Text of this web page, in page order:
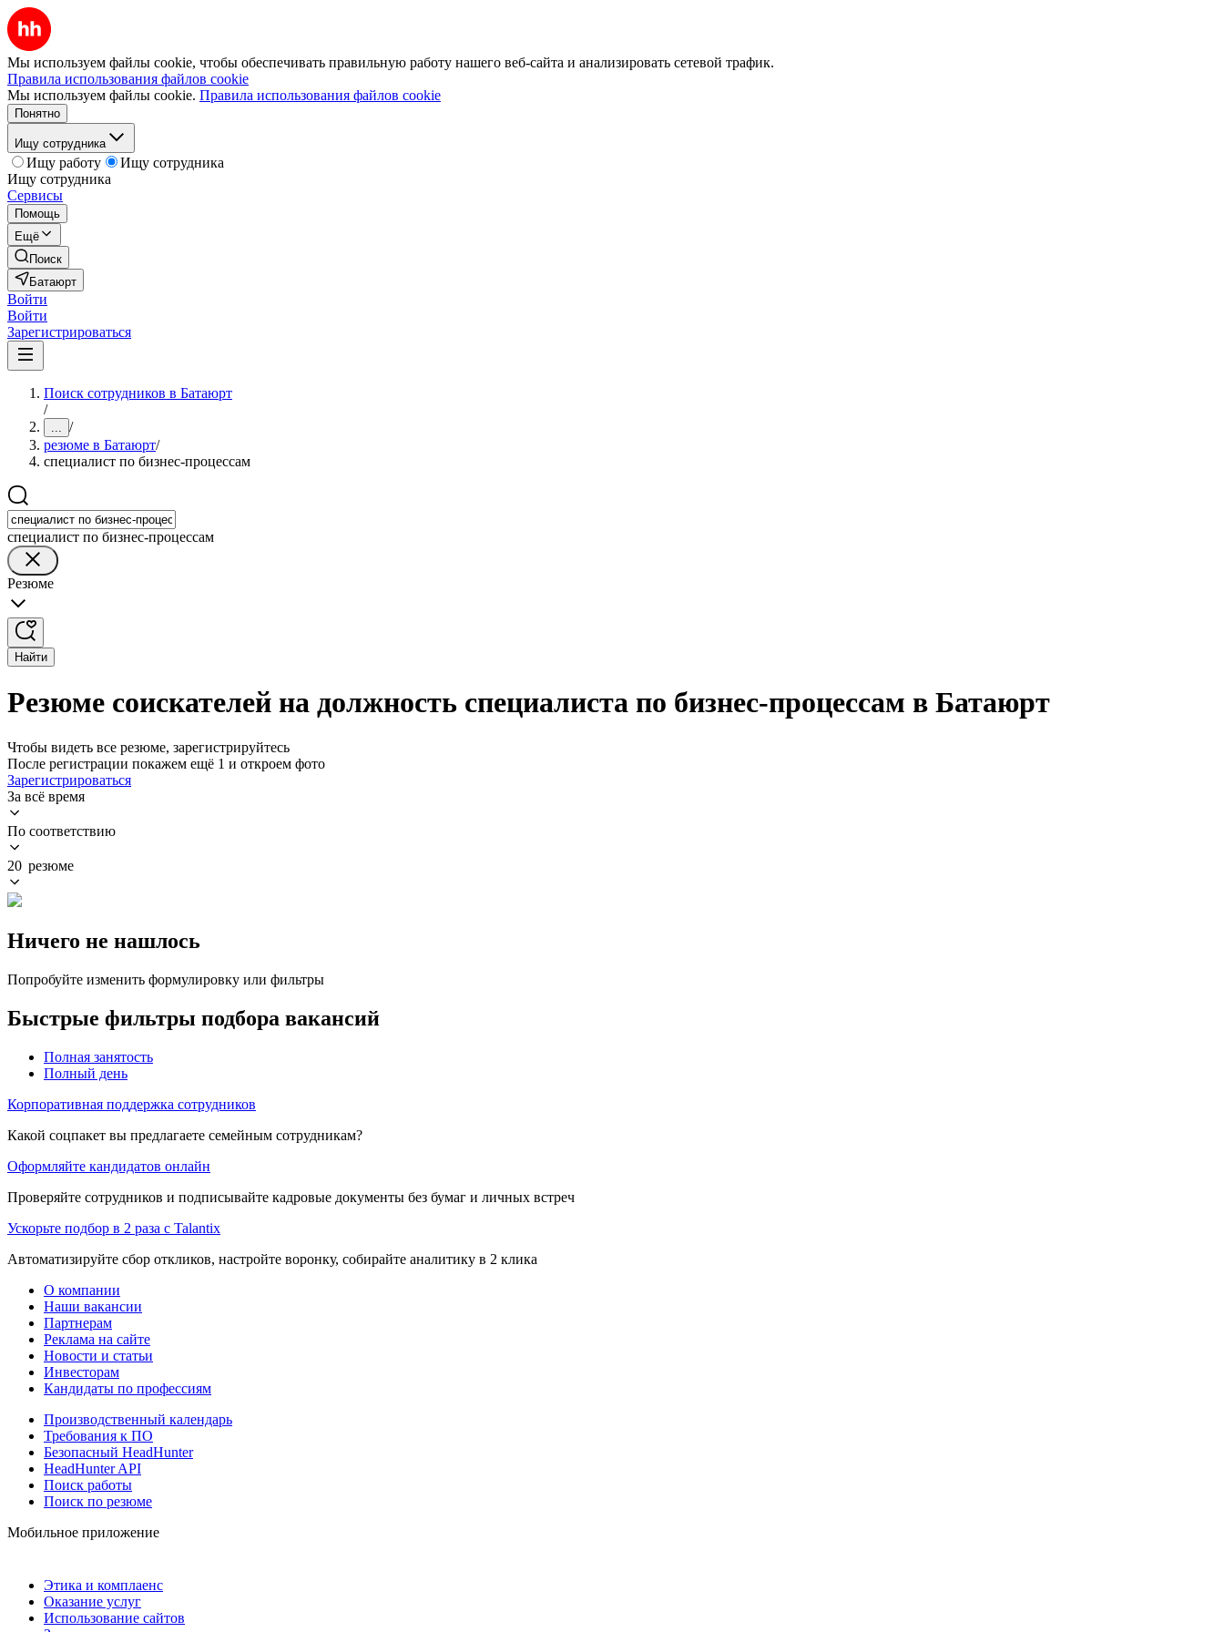
Мы используем файлы cookie, чтобы обеспечивать правильную работу нашего веб-сайта и анализировать сетевой трафик.
Правила использования файлов cookie
Мы используем файлы cookie. Правила использования файлов cookie
Понятно
Ищу сотрудника
Ищу работу
Ищу сотрудника
Ищу сотрудника
Сервисы
Помощь
Ещё
Поиск
Батаюрт
Войти
Войти
Зарегистрироваться
Поиск сотрудников в Батаюрт
/
... /
резюме в Батаюрт/
специалист по бизнес-процессам
специалист по бизнес-процессам
Резюме
Найти
Резюме соискателей на должность специалиста по бизнес-процессам в Батаюрт
Чтобы видеть все резюме, зарегистрируйтесь
После регистрации покажем ещё 1 и откроем фото
Зарегистрироваться
За всё время
По соответствию
20 резюме
Ничего не нашлось
Попробуйте изменить формулировку или фильтры
Быстрые фильтры подбора вакансий
Полная занятость
Полный день
Корпоративная поддержка сотрудников
Какой соцпакет вы предлагаете семейным сотрудникам?
Оформляйте кандидатов онлайн
Проверяйте сотрудников и подписывайте кадровые документы без бумаг и личных встреч
Ускорьте подбор в 2 раза с Talantix
Автоматизируйте сбор откликов, настройте воронку, собирайте аналитику в 2 клика
О компании
Наши вакансии
Партнерам
Реклама на сайте
Новости и статьи
Инвесторам
Кандидаты по профессиям
Производственный календарь
Требования к ПО
Безопасный HeadHunter
HeadHunter API
Поиск работы
Поиск по резюме
Мобильное приложение
Этика и комплаенс
Оказание услуг
Использование сайтов